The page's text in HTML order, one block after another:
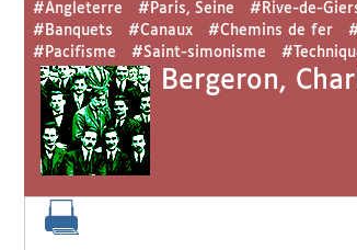
#Angleterre #Paris, Seine #Rive-de-
#Banquets
#Canaux #Chemins de fer
#Pacifisme
#Saint-simonisme
Bergeron,